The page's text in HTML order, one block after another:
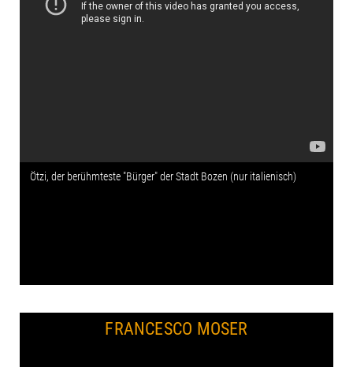
Ötzi, der berühmteste "Bürger" der Stadt Bozen (nur italienisch)
FRANCESCO MOSER